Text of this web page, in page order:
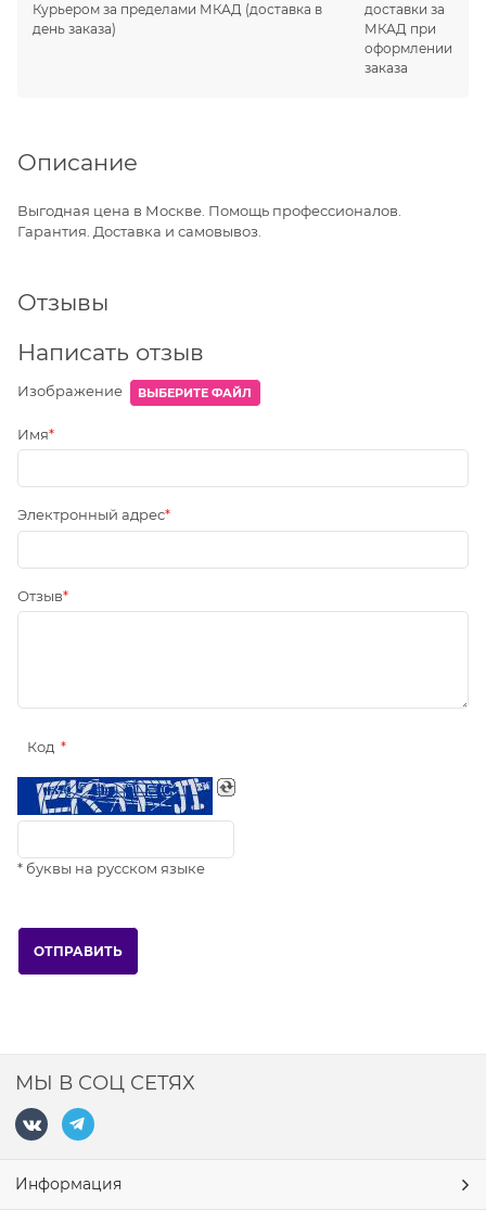
Курьером за пределами МКАД (доставка в
день заказа)
доставки за
МКАД при
оформлении
заказа
Описание
Выгодная цена в Москве. Помощь профессионалов.
Гарантия. Доставка и самовывоз.
Отзывы
Написать отзыв
Изображение ВЫБЕРИТЕ ФАЙЛ
Имя
Электронный адрес
Отзыв
Код
* буквы на русском языке
МЫ В СОЦ СЕТЯХ
Информация